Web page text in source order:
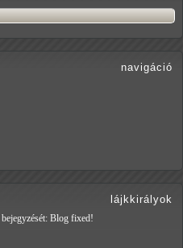
navigáció
lájkkirályok
bejegyzését: Blog fixed!